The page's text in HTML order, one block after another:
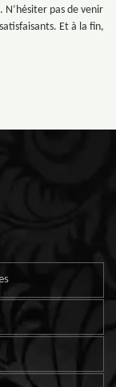
pas de venir
Et à la fin,